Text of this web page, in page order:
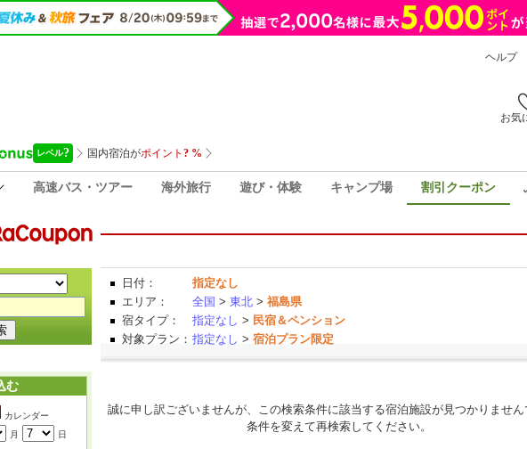
ヘルプ
お気
高速バス・ツアー 海外旅行 遊び・体験 キャンプ場 割引クーポン
日付：
指定なし
エリア：
全国 > 東北> 福島県
宿タイプ：
指定なし > 民宿＆ペンション
対象プラン： 指定なし > 宿泊プラン限定
む
カレンダー
月 日
誠に申し訳ございませんが、この検索条件に該当する宿泊施設が見つかりません
条件を変えて再検索してください。